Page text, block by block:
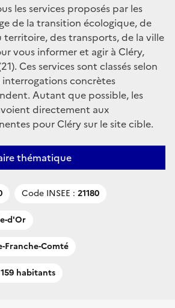
les services proposés par les
de la transition écologique, de
des transports, de la ville
vous informer et agir à Cléry,
Ces services sont classés selon
interrogations concrètes
Autant que possible, les
directement aux
pour Cléry sur le site cible.
thématique
Code INSEE : 21180
d'Or
Franche-Comté
159 habitants